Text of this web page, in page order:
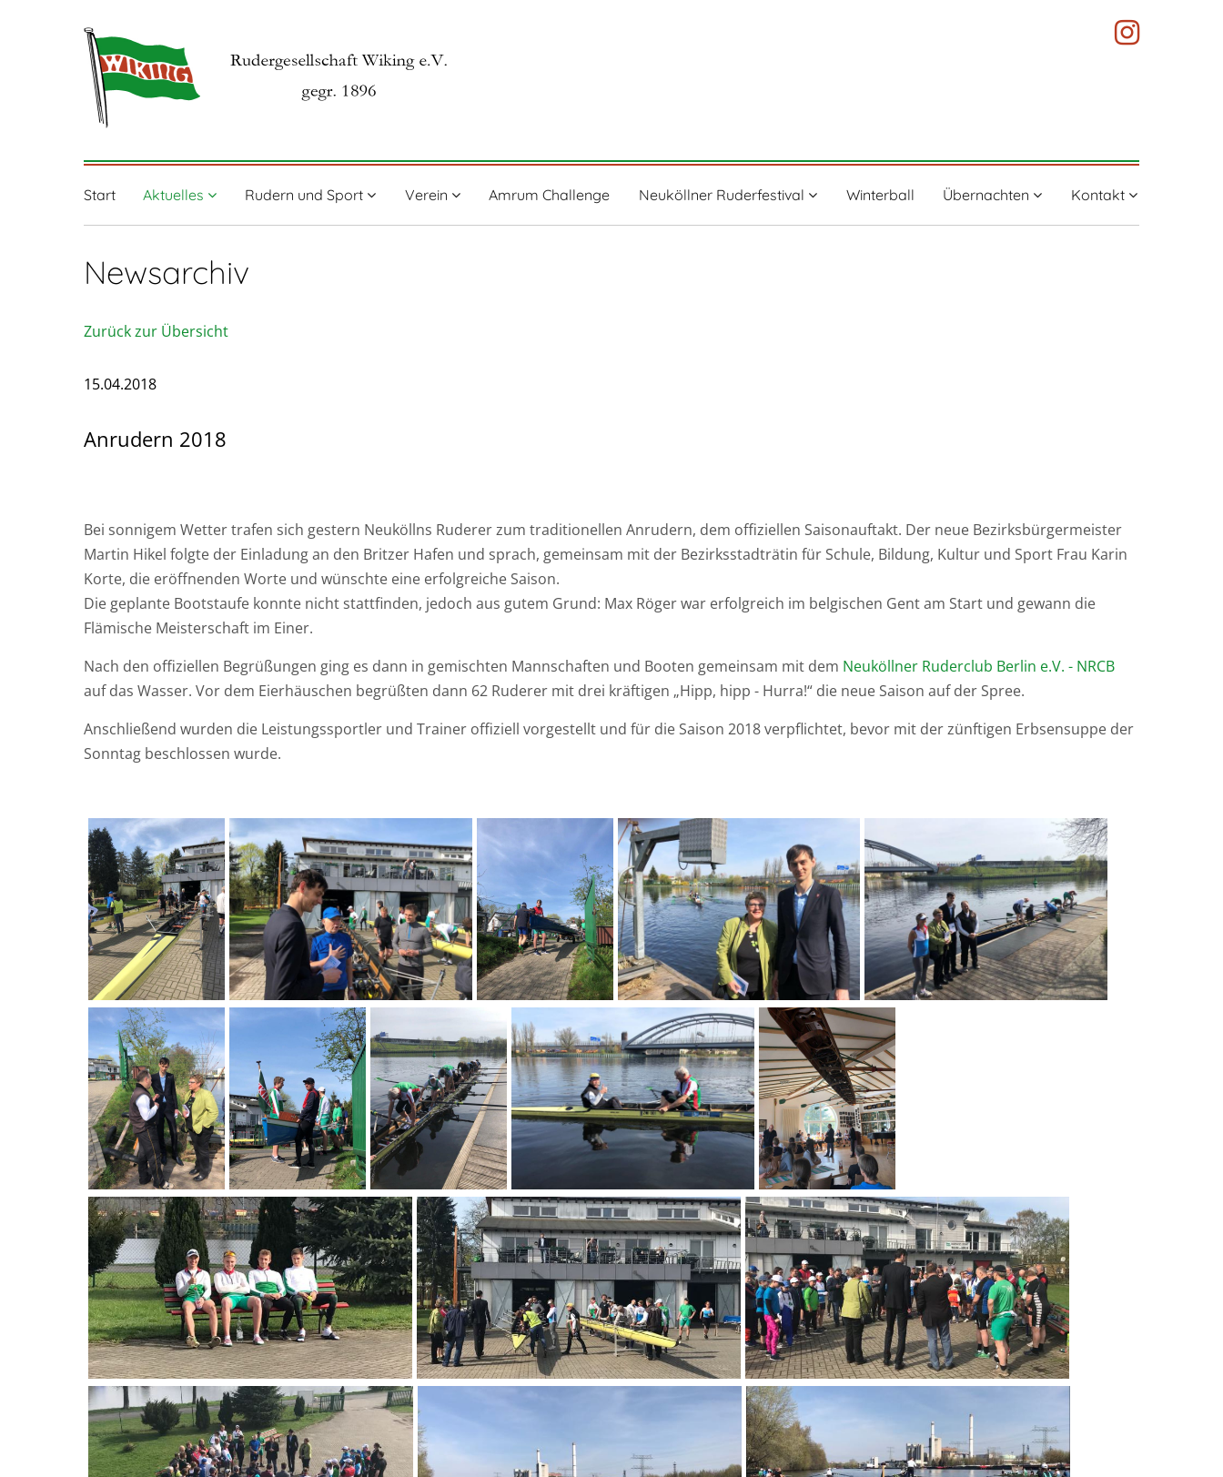
Start Aktuelles Rudern und Sport Verein Amrum Challenge Neuköllner Ruderfestival Winterball Übernachten Kontakt
Newsarchiv
Zurück zur Übersicht
15.04.2018
Anrudern 2018
Bei sonnigem Wetter trafen sich gestern Neuköllns Ruderer zum traditionellen Anrudern, dem offiziellen Saisonauftakt. Der neue Bezirksbürgermeister
Martin Hikel folgte der Einladung an den Britzer Hafen und sprach, gemeinsam mit der Bezirksstadträtin für Schule, Bildung, Kultur und Sport Frau Karin
Korte, die eröffnenden Worte und wünschte eine erfolgreiche Saison.
Die geplante Bootstaufe konnte nicht stattfinden, jedoch aus gutem Grund: Max Röger war erfolgreich im belgischen Gent am Start und gewann die
Flämische Meisterschaft im Einer.
Nach den offiziellen Begrüßungen ging es dann in gemischten Mannschaften und Booten gemeinsam mit dem Neuköllner Ruderclub Berlin e.V. - NRCB
auf das Wasser. Vor dem Eierhäuschen begrüßten dann 62 Ruderer mit drei kräftigen „Hipp, hipp - Hurra!“ die neue Saison auf der Spree.
Anschließend wurden die Leistungssportler und Trainer offiziell vorgestellt und für die Saison 2018 verpflichtet, bevor mit der zünftigen Erbsensuppe der
Sonntag beschlossen wurde.